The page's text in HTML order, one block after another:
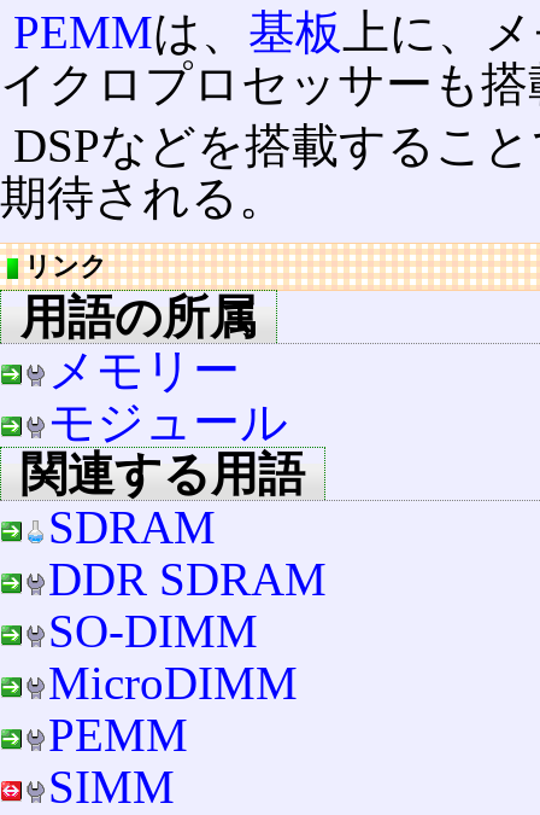
PEMMは、 基板 上に、
イクロプロセッサーも
DSPなどを搭載するこ
期待される。
リンク
用語の所属
メモリー
モジュール
関連する用語
SDRAM
DDR SDRAM
SO-DIMM
MicroDIMM
PEMM
SIMM